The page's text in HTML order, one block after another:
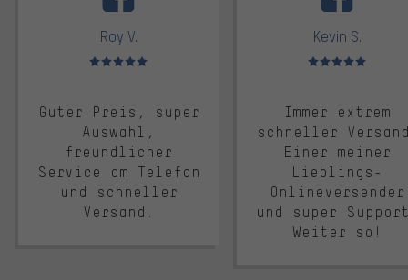
Roy V.
Bewertungen: 5 von 5
Guter Preis, super
Auswahl,
freundlicher
Service am Telefon
und schneller
Versand.
Kevin S.
Bewertungen: 5 von 5
Immer extrem
schneller
Einer meiner
Lieblings-
Onlineversender
und super
Weiter so!